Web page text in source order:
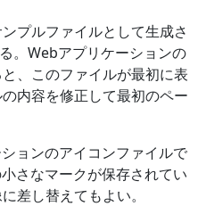
プルファイルとして生成さ
。Webアプリケーションの
、このファイルが最初に表
内容を修正して最初のペー
ョンのアイコンファイルで
さなマークが保存されてい
差し替えてもよい。